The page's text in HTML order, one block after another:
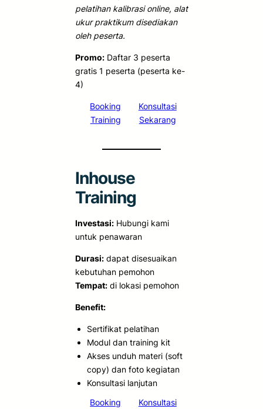
pelatihan kalibrasi online, alat
ukur praktikum disediakan
oleh peserta.
Promo: Daftar 3 peserta
gratis 1 peserta (peserta ke-
4)
Booking
Training
Konsultasi
Sekarang
Inhouse
Training
Investasi: Hubungi kami
untuk penawaran
Durasi: dapat disesuaikan
kebutuhan pemohon
Tempat: di lokasi pemohon
Benefit:
Sertifikat pelatihan
Modul dan training kit
Akses unduh materi (soft
copy) dan foto kegiatan
Konsultasi lanjutan
Booking
Konsultasi